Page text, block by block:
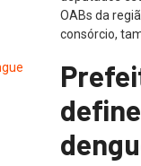
OABs da
consórcio,